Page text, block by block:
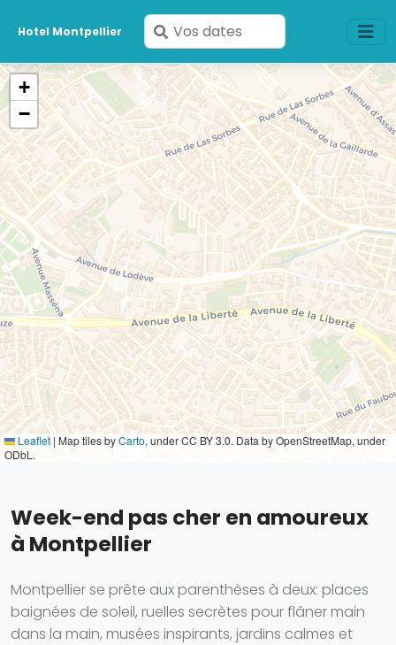
Hotel Montpellier
Saisissez
vos
dates
+
−
Leaflet | Map tiles byCarto, under CC BY 3.0. Data by OpenStreetMap, under
ODbL.
Week-end pas cher en amoureux
à Montpellier
Montpellier se prête aux parenthèses à deux: places
baignées de soleil, ruelles secrètes pour flâner main
dans la main, musées inspirants, jardins calmes et